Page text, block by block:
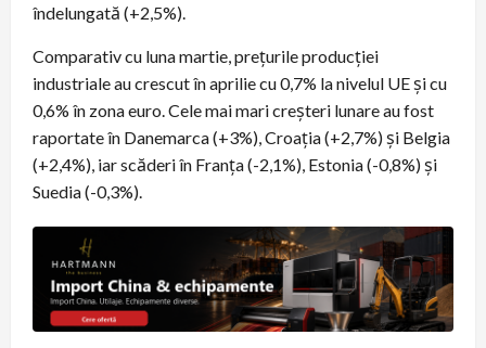
îndelungată (+2,5%).
Comparativ cu luna martie, preţurile producţiei
industriale au crescut în aprilie cu 0,7% la nivelul UE şi cu
0,6% în zona euro. Cele mai mari creşteri lunare au fost
raportate în Danemarca (+3%), Croaţia (+2,7%) şi Belgia
(+2,4%), iar scăderi în Franţa (-2,1%), Estonia (-0,8%) şi
Suedia (-0,3%).